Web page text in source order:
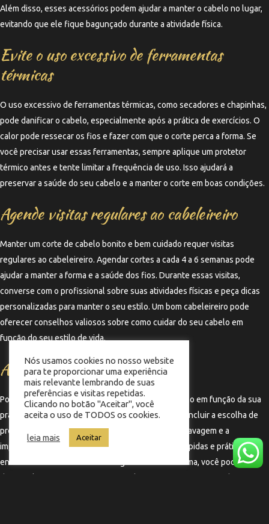
Além disso, esses acessórios podem ajudar a manter o cabelo no lugar,
evitando que ele fique bagunçado durante a atividade física.
Evite o uso excessivo de ferramentas
térmicas
O uso excessivo de ferramentas térmicas, como secadores e chapinhas,
pode danificar o cabelo, especialmente após a prática de exercícios. O
calor pode ressecar os fios e fazer com que o corte perca a forma. Se
você precisar usar essas ferramentas, sempre aplique um protetor
térmico antes e tente limitar a frequência de uso. Isso ajudará a
preservar a saúde do seu cabelo e a manter o corte em boas condições.
Agende visitas regulares ao cabeleireiro
Manter um corte de cabelo bonito e bem cuidado requer visitas
regulares ao cabeleireiro. Agendar cortes a cada 4 a 6 semanas pode
ajudar a manter a forma e a saúde dos fios. Durante essas visitas,
converse com o profissional sobre suas atividades físicas e peça dicas
personalizadas para manter o seu estilo. Um bom cabeleireiro pode
oferecer conselhos valiosos sobre como cuidar do seu cabelo em
função do seu estilo de vida.
Adapte sua rotina de cuidados
Por fim, adaptar sua rotina de cuidados com o cabelo em função da sua
prática de atividades físicas é essencial. Isso pode incluir a escolha de
produtos mais leves, a alteração da frequência de lavagem e a
implementação de técnicas de styling que sejam rápidas e práticas. Ao
entender como o seu cabelo reage ao suor e ao clima, você poderá
Nós usamos cookies no nosso website
para te proporcionar uma experiência
mais relevante lembrando de suas
preferências e visitas repetidas.
Clicando no botão "Aceitar", você
aceita o uso de TODOS os cookies.
leia mais Aceitar